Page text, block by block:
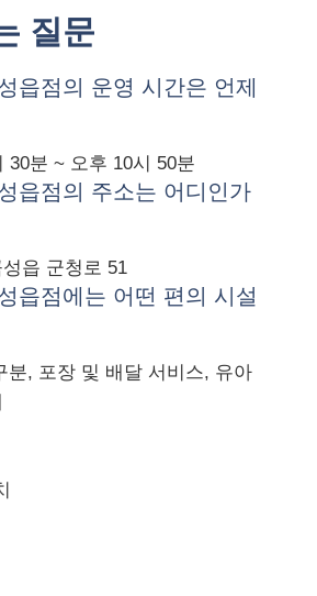
질문
읍점의 운영 시간은 언제
30분 ~ 오후 10시 50분
읍점의 주소는 어디인가
읍 군청로 51
읍점에는 어떤 편의 시설
분, 포장 및 배달 서비스, 유아